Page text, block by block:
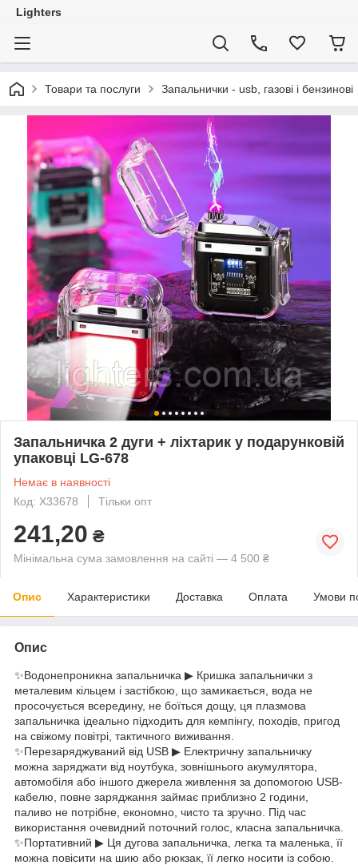
Lighters
Товари та послуги Запальнички - usb, газові і бензинові
Запальничка 2 дуги + ліхтарик у подарунковій
упаковці LG-678
Немає в наявності
Код: X33678
Тільки опт
241,20 ₴
Мінімальна сума замовлення на сайті — 4 500 ₴
Опис Характеристики Доставка Оплата Умови
Опис
✨Водонепроникна запальничка ▶ Кришка запальнички з
металевим кільцем і застібкою, що замикається, вода не
просочується всередину, не боїться дощу, ця плазмова
запальничка ідеально підходить для кемпінгу, походів, пригод
на свіжому повітрі, тактичного виживання.
✨Перезаряджуваний від USB️ ▶ Електричну запальничку
можна заряджати від ноутбука, зовнішнього акумулятора,
автомобіля або іншого джерела живлення за допомогою USB-
кабелю, повне заряджання займає приблизно 2 години,
паливо не потрібне, економно, чисто та зручно. Під час
використання очевидний поточний голос, класна запальничка.
✨Портативний ▶ Ця дугова запальничка, легка та маленька, її
можна повісити на шию або рюкзак, її легко носити із собою.